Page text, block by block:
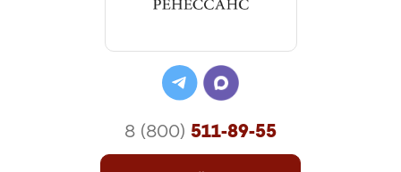
8 (800) 511-89-55